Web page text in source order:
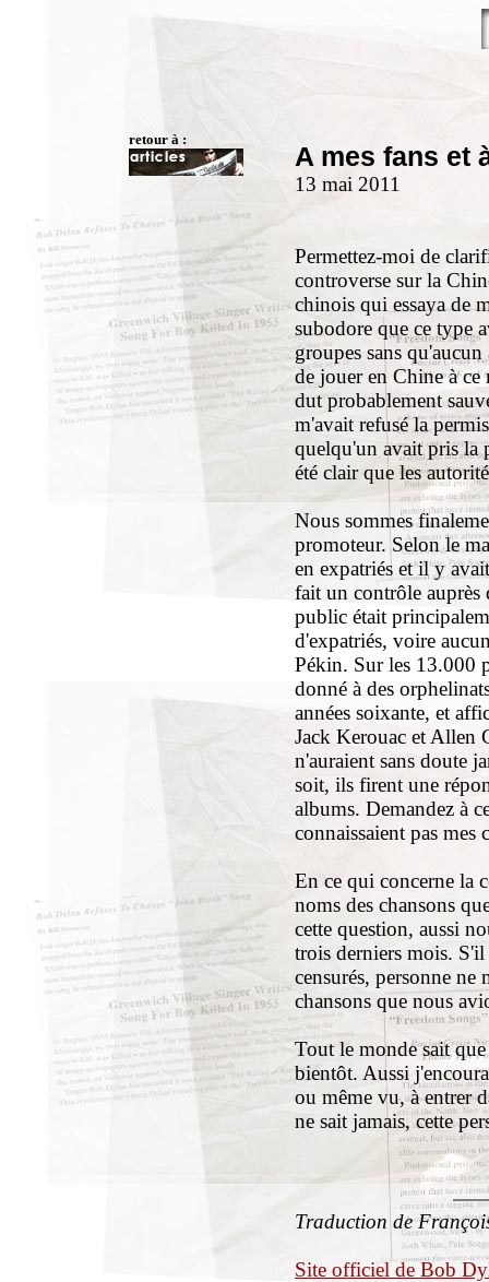
retour à :
A mes fans et
13 mai 2011
Permettez-moi de
controverse sur la
chinois qui essaya de
subodore que ce type
groupes sans
de jouer en Chine à
dut probablement
m'avait refusé la
quelqu'un avait pris la
été clair que les
Nous sommes
promoteur. Selon le
en expatriés et il y
fait un contrôle auprès
public était
d'expatriés, voire
Pékin. Sur les 13.000
donné à des
années soixante, et
Jack Kerouac et Allen
n'auraient sans doute
soit, ils firent une
albums. Demandez à
connaissaient pas mes
En ce qui concerne la
noms des chansons
cette question, aussi
trois derniers mois. S'il
censurés, personne
chansons que nous
Tout le monde sait
bientôt. Aussi
ou même vu, à entrer
ne sait jamais, cette
Traduction de
Site officiel de Bob